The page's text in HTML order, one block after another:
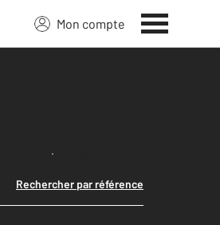
Mon compte
Lancer ma recherche
Rechercher par référence